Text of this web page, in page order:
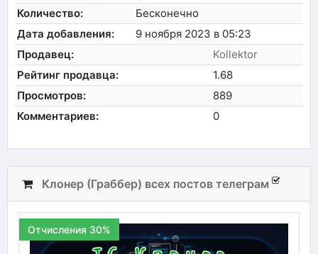
Количество:
Бесконечно
Дата добавления:
9 ноября 2023 в 05:23
Продавец:
Kollektor
Рейтинг продавца:
1.68
Просмотров:
889
Комментариев:
0
Клонер (Граббер) всех постов телеграм
Отчисления 30%